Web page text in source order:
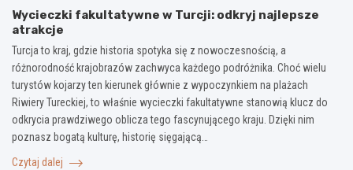
Wycieczki fakultatywne w Turcji: odkryj najlepsze
atrakcje
Turcja to kraj, gdzie historia spotyka się z nowoczesnością, a
różnorodność krajobrazów zachwyca każdego podróżnika. Choć wielu
turystów kojarzy ten kierunek głównie z wypoczynkiem na plażach
Riwiery Tureckiej, to właśnie wycieczki fakultatywne stanowią klucz do
odkrycia prawdziwego oblicza tego fascynującego kraju. Dzięki nim
poznasz bogatą kulturę, historię sięgającą…
Czytaj dalej